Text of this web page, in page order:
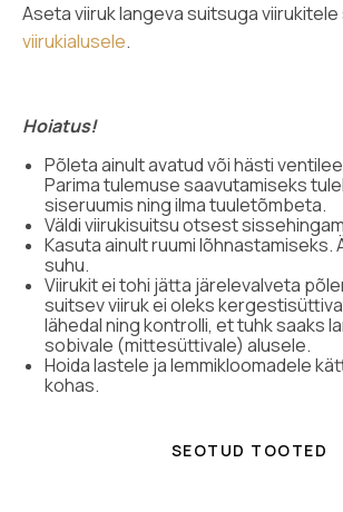
Aseta viiruklangeva suitsuga
viirukialusele.
Hoiatus!
Põleta ainult avatud või hästi
Parima tulemuse saavutamiseks
siseruumis ning ilma tuuletõmbeta.
Väldi viirukisuitsu otsest
Kasuta ainult ruumi lõhnastamiseks.
suhu.
Viirukit ei tohi jätta järelevalveta
suitsev viiruk ei oleks
lähedal ning kontrolli, et tuhk saaks
sobivale (mittesüttivale) alusele.
Hoida lastele ja lemmikloomadele
kohas.
SEOTUD TOOTED